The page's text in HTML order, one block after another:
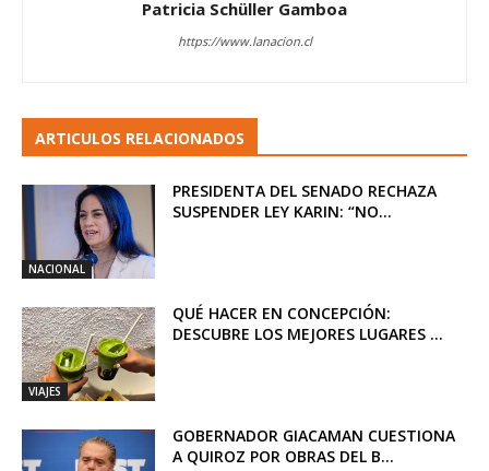
Patricia Schüller Gamboa
https://www.lanacion.cl
ARTICULOS RELACIONADOS
NACIONAL
PRESIDENTA DEL SENADO RECHAZA
SUSPENDER LEY KARIN: “NO...
VIAJES
QUÉ HACER EN CONCEPCIÓN:
DESCUBRE LOS MEJORES LUGARES ...
GOBERNADOR GIACAMAN CUESTIONA
A QUIROZ POR OBRAS DEL B...